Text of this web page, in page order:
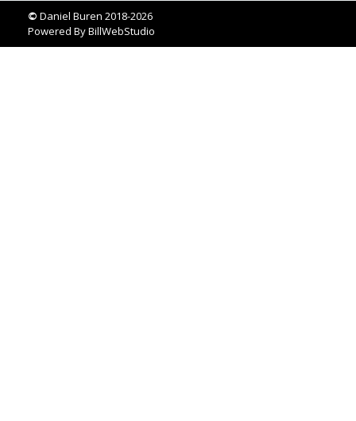
© Daniel Buren 2018-2026
Powered ByBillWebStudio